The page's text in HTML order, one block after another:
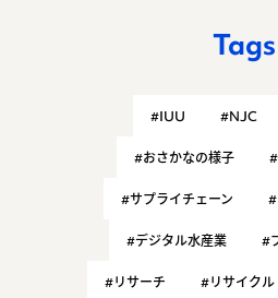
Tags
#IUU #NJC
#おさかなの様子
#サプライチェーン
#デジタル水産業 #
#リサーチ #リサイクル